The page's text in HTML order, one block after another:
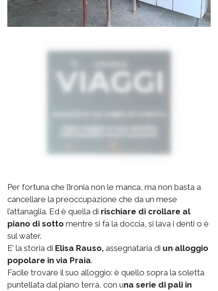
Per fortuna che l’ironia non le manca, ma non basta a
cancellare la preoccupazione che da un mese
l’attanaglia. Ed è quella di rischiare di crollare al
piano di sotto mentre si fa la doccia, si lava i denti o è
sul water.
E’ la storia di Elisa Rauso, assegnataria di un alloggio
popolare in via Praia.
Facile trovare il suo alloggio: è quello sopra la soletta
puntellata dal piano terra, con una serie di pali in